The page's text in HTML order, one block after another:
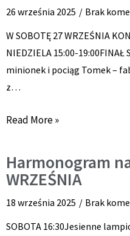
26 września 2025
Brak
W SOBOTĘ 27 WRZEŚNIA
NIEDZIELA 15:00-19:00FINAŁ
minionek i pociąg Tomek –
z…
Read More »
Harmonogram
WRZEŚNIA
18 września 2025
Brak
SOBOTA 16:30Jesienne